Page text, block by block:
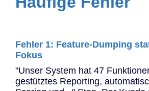
Fehler 1: Feature-Dumping
Fokus
"Unser System hat 47
gestütztes Reporting,